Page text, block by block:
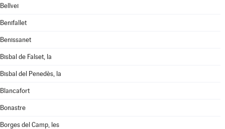
Bellvei
Benifallet
Benissanet
Bisbal de Falset, la
Bisbal del Penedès, la
Blancafort
Bonastre
Borges del Camp, les